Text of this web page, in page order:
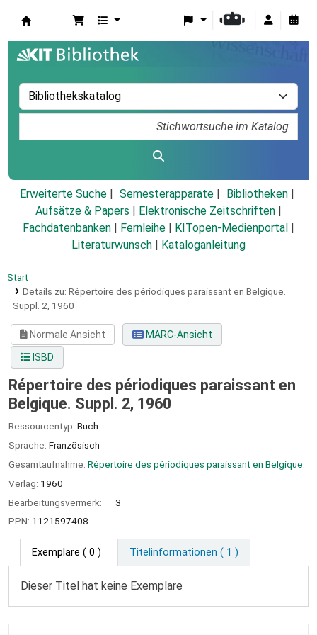
Erweiterte Suche Semesterapparate
Bibliotheken
Aufsätze & Papers
Elektronische Zeitschriften
Fachdatenbanken
Fernleihe KITopen-Medienportal
Literaturwunsch
Kataloganleitung
Start
Details zu: Répertoire des périodiques paraissant en Belgique.
Suppl. 2, 1960
Normale Ansicht
MARC-Ansicht
ISBD
Répertoire des périodiques paraissant en
Belgique. Suppl. 2, 1960
Ressourcentyp: Buch
Sprache: Französisch
Gesamtaufnahme: Répertoire des périodiques paraissant en Belgique.
Verlag: 1960
Bearbeitungsvermerk:
3
PPN: 1121597408
Exemplare ( 0 ) Titelinformationen ( 1 )
Dieser Titel hat keine Exemplare